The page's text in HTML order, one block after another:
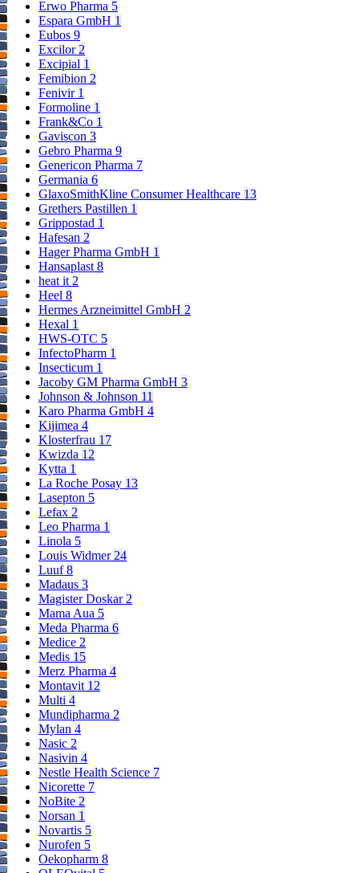
Erwo Pharma 5
Espara GmbH 1
Eubos 9
Excilor2
Excipial 1
Femibion 2
Fenivir 1
Formoline 1
Frank&Co 1
Gaviscon 3
Gebro Pharma 9
Genericon Pharma 7
Germania 6
GlaxoSmithKline Consumer Healthcare 13
Grethers Pastillen 1
Grippostad 1
Hafesan 2
Hager Pharma GmbH 1
Hansaplast8
heat it2
Heel 8
Hermes Arzneimittel GmbH 2
Hexal 1
HWS-OTC 5
InfectoPharm 1
Insecticum 1
Jacoby GM Pharma GmbH 3
Johnson & Johnson 11
Karo Pharma GmbH 4
Kijimea 4
Klosterfrau 17
Kwizda 12
Kytta 1
La Roche Posay 13
Lasepton 5
Lefax 2
Leo Pharma 1
Linola 5
Louis Widmer24
Luuf8
Madaus 3
Magister Doskar2
Mama Aua 5
Meda Pharma 6
Medice 2
Medis 15
Merz Pharma 4
Montavit 12
Multi 4
Mundipharma 2
Mylan 4
Nasic 2
Nasivin 4
Nestle Health Science 7
Nicorette 7
NoBite 2
Norsan 1
Novartis 5
Nurofen 5
Oekopharm 8